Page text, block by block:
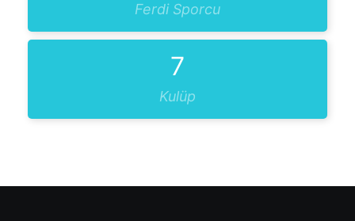
Ferdi Sporcu
7
Kulüp